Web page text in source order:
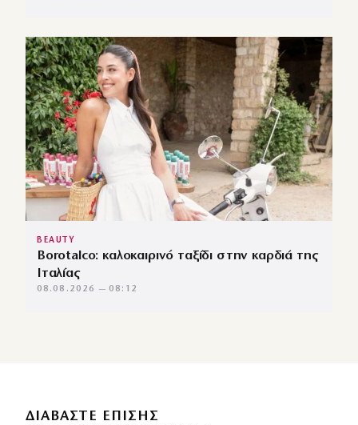
BEAUTY
Borotalco: καλοκαιρινό ταξίδι στην καρδιά της
Ιταλίας
08.08.2026 — 08:12
ΔΙΑΒΑΣΤΕ ΕΠΙΣΗΣ